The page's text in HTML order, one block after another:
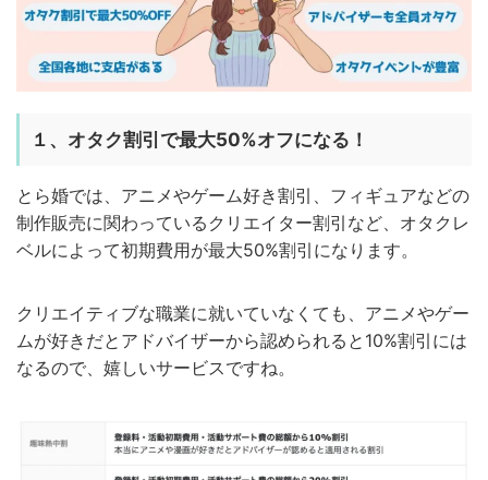
１、オタク割引で最大50%オフになる！
とら婚では、アニメやゲーム好き割引、フィギュアなどの
制作販売に関わっているクリエイター割引など、オタクレ
ベルによって初期費用が最大50%割引になります。
クリエイティブな職業に就いていなくても、アニメやゲー
ムが好きだとアドバイザーから認められると10%割引には
なるので、嬉しいサービスですね。